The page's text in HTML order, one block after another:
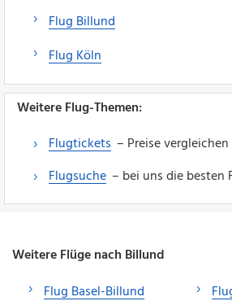
Flug Billund
Flug Köln
Weitere Flug-Themen:
Flugtickets – Preise
Flugsuche – bei uns die besten
Weitere Flüge nach Billund
Flug Basel-Billund